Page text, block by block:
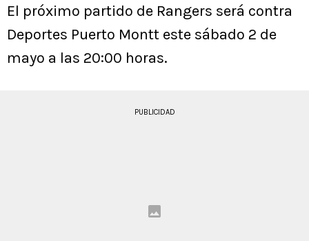
El próximo partido de Rangers será contra
Deportes Puerto Montt este sábado 2 de
mayo a las 20:00 horas.
PUBLICIDAD